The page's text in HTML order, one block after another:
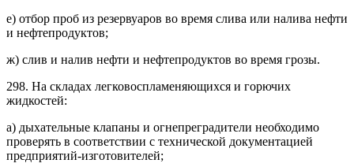
е) отбор проб из резервуаров во время слива или налива нефти
и нефтепродуктов;
ж) слив и налив нефти и нефтепродуктов во время грозы.
298. На складах легковоспламеняющихся и горючих
жидкостей:
а) дыхательные клапаны и огнепреградители необходимо
проверять в соответствии с технической документацией
предприятий-изготовителей;